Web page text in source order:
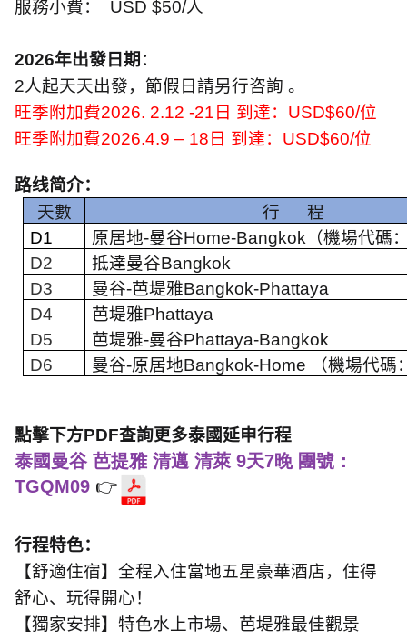
服務小費：
USD $50/人
2026年出發日期 ：
2人起天天出發，節假日請另行咨詢 。
旺季附加費2026. 2.12 -21 日 到達： USD$60/位
旺季附加費2026.4.9 – 18 日 到達： USD$60/位
路线简介：
天數
行
程
D1
原居地-曼谷Home-Bangkok （機場代碼
D2
抵達曼谷Bangkok
D3
曼谷-芭堤雅Bangkok-Phattaya
D4
芭堤雅Phattaya
D5
芭堤雅-曼谷Phattaya-Bangkok
D6
曼谷-原居地Bangkok-Home （機場代碼
點擊下方PDF查詢更多泰國延申行程
泰國曼谷 芭提雅 清邁 清萊 9天7晚 團號：
TGQM09 👉
行程特色：
【舒適住宿】全程入住當地五星豪華酒店，住得
舒心、玩得開心！
【獨家安排】特色水上市場、芭堤雅最佳觀景